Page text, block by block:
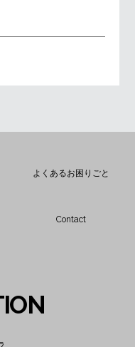
よくあるお困りごと
Contact